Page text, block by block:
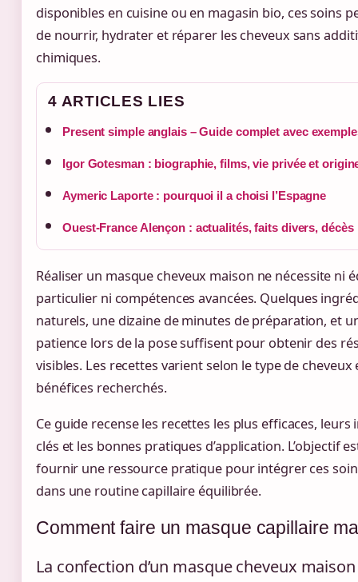
disponibles en cuisine ou en magasin bio, ces soins
de nourrir, hydrater et réparer les cheveux sans
chimiques.
4 ARTICLES LIES
Present simple anglais – Guide complet avec
Igor Gotesman : biographie, films, vie privée et
Aymeric Laporte : pourquoi il a choisi l’Espagne
Ouest-France Alençon : actualités, faits divers, décès
Réaliser un masque cheveux maison ne nécessite ni
particulier ni compétences avancées. Quelques
naturels, une dizaine de minutes de préparation, et
patience lors de la pose suffisent pour obtenir des
visibles. Les recettes varient selon le type de cheveux
bénéfices recherchés.
Ce guide recense les recettes les plus efficaces, leurs
clés et les bonnes pratiques d’application. L’objectif
fournir une ressource pratique pour intégrer ces
dans une routine capillaire équilibrée.
Comment faire un masque capillaire
La confection d’un masque cheveux